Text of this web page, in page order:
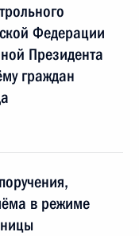
Федерации
Президента
граждан
в режиме